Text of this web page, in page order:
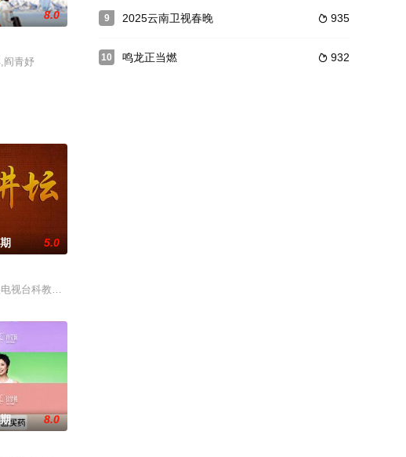
才能获得极棒之
书作家、全国首届十大青年名师何捷；同济大学退休教授、物
灯火汇成山河”的主题和形象，抒发“窗内小家融融、窗外大国欣欣”的家国情怀，表现过
8.0
阎青妤
”第二时段，坚持
调解百姓纠纷、营造和谐社会为宗旨，用老百姓喜闻乐见的形式，
是辽宁卫视唯一一档以报道娱乐动态、解读文化现象、重温经典作品为内容的专题栏目
5.0
电视台科教频道（CCTV-10）2001年7月9日开播的讲座式栏目，栏目宗旨为建构时代常
8.0
9  935
2025云南卫视春晚
10  932
鸣龙正当燃